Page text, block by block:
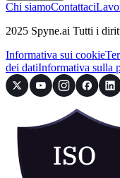
Chi siamoContattaci
2025 Spyne.ai Tutti i
Informativa sui cookie
dei datiInformativa sulla